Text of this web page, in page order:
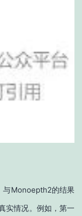
与Monoepth2的结果
实情况。例如，第一